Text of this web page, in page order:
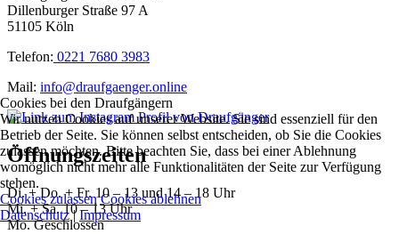
Dillenburger Straße 97 A
51105 Köln
Telefon: 0221 7680 3983
Mail: info@draufgaenger.online
Öffnungszeiten
Di. + Do. + Fr. 10 – 13 und 14 – 18 Uhr
Mi. + Sa. 10 – 13 Uhr
Mo. Geschlossen
Cookies bei den Draufgängern
Wir nutzen Cookies auf unserer Website. Sie sind essenziell für den
Betrieb der Seite. Sie können selbst entscheiden, ob Sie die Cookies
zulassen möchten. Bitte beachten Sie, dass bei einer Ablehnung
womöglich nicht mehr alle Funktionalitäten der Seite zur Verfügung
stehen.
Cookies zulassen Cookies ablehnen
Datenschutz|Impressum